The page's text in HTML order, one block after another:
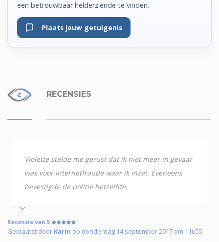
een betrouwbaar helderziende te vinden.
Plaats jouw getuigenis
RECENSIES
Violette stelde me gerust dat ik niet meer in gevaar
was voor internetfraude waar ik inzat. Eveneens
bevestigde de politie hetzelfde.
Recensie van 5
Geplaatst door Karin op donderdag 14 september 2017 om 11u55